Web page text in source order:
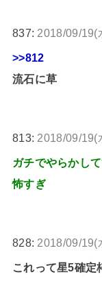
837: 2018/09/19(
>>812
流石に草
813: 2018/09/19(
ガチでやらかし
怖すぎ
828: 2018/09/19(
これって星5確定